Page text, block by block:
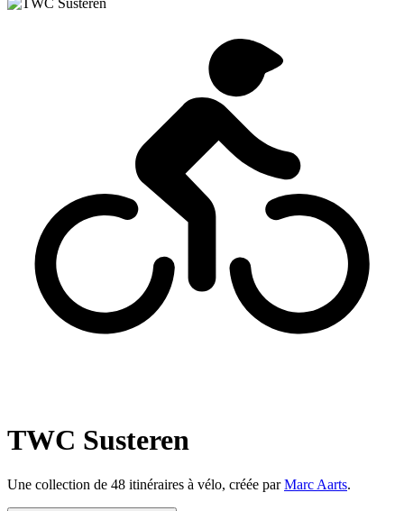
TWC Susteren
Une collection de 48 itinéraires à vélo, créée parMarc Aarts.